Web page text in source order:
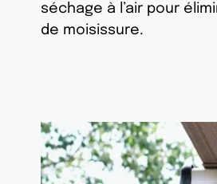
séchage à l’air pour
de moisissure.